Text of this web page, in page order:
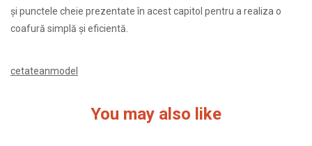
și punctele cheie prezentate în acest capitol pentru a realiza o
coafură simplă și eficientă.
cetateanmodel
You may also like